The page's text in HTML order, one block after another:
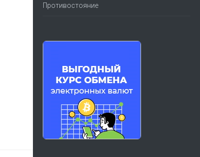
Противостояние